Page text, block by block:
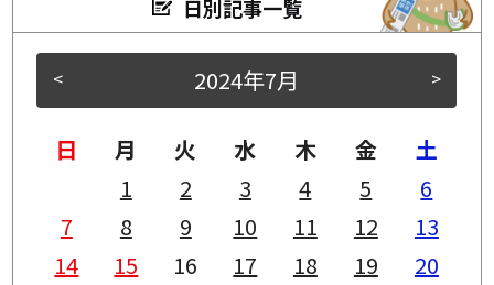
日別記事一覧
< >
2024年7月
日 月 火 水 木 金
土
1
2 3 4 5
6
7
8 9 10 11 12
13
14
15 16 17 18 19
20